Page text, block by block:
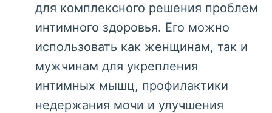
для комплексного решения проблем
интимного здоровья. Его можно
использовать как женщинам, так и
мужчинам для укрепления
интимных мышц, профилактики
недержания мочи и улучшения